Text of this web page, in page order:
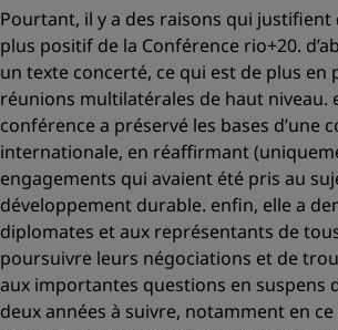
Pourtant, il y a des raisons qui
plus positif de la Conférence rio+20.
un texte concerté, ce qui est de plus en
réunions multilatérales de haut niveau.
conférence a préservé les bases d’une
internationale, en réaffirmant
engagements qui avaient été pris au
développement durable. enfin, elle a
diplomates et aux représentants de
poursuivre leurs négociations et de
aux importantes questions en suspens
deux années à suivre, notamment en